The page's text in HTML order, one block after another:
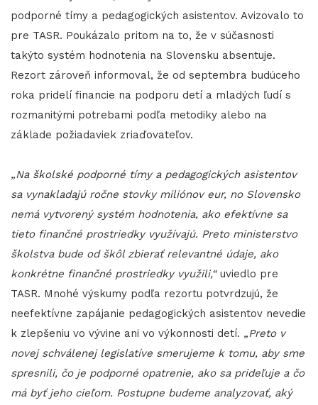
podporné tímy a pedagogických asistentov. Avizovalo to
pre TASR. Poukázalo pritom na to, že v súčasnosti
takýto systém hodnotenia na Slovensku absentuje.
Rezort zároveň informoval, že od septembra budúceho
roka pridelí financie na podporu detí a mladých ľudí s
rozmanitými potrebami podľa metodiky alebo na
základe požiadaviek zriaďovateľov.
„Na školské podporné tímy a pedagogických asistentov
sa vynakladajú ročne stovky miliónov eur, no Slovensko
nemá vytvorený systém hodnotenia, ako efektívne sa
tieto finančné prostriedky využívajú. Preto ministerstvo
školstva bude od škôl zbierať relevantné údaje, ako
konkrétne finančné prostriedky využili,“uviedlo pre
TASR. Mnohé výskumy podľa rezortu potvrdzujú, že
neefektívne zapájanie pedagogických asistentov nevedie
k zlepšeniu vo vývine ani vo výkonnosti detí. „Preto v
novej schválenej legislatíve smerujeme k tomu, aby sme
spresnili, čo je podporné opatrenie, ako sa prideľuje a čo
má byť jeho cieľom. Postupne budeme analyzovať, aký